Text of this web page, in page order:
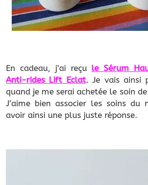
En cadeau, j’ai reçu le Sérum
Anti-rides LiftEclat. Je vais ainsi
quand je me serai achetée le soin
J’aime bien associer les soins du
avoir ainsi une plus juste réponse.